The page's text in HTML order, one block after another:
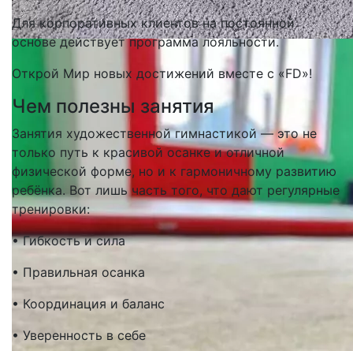
Для корпоративных клиентов на постоянной
основе действует программа лояльности.
Открой Мир новых достижений вместе с «FD»!
Чем полезны занятия
Занятия художественной гимнастикой — это не
только путь к красивой осанке и отличной
физической форме, но и к гармоничному развитию
ребёнка. Вот лишь часть того, что дают регулярные
тренировки:
• Гибкость и сила
• Правильная осанка
• Координация и баланс
• Уверенность в себе